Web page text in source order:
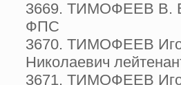
3669. ТИМОФЕЕВ В.
ФПС
3670. ТИМОФЕЕВ
Николаевич
3671. ТИМОФЕЕВ